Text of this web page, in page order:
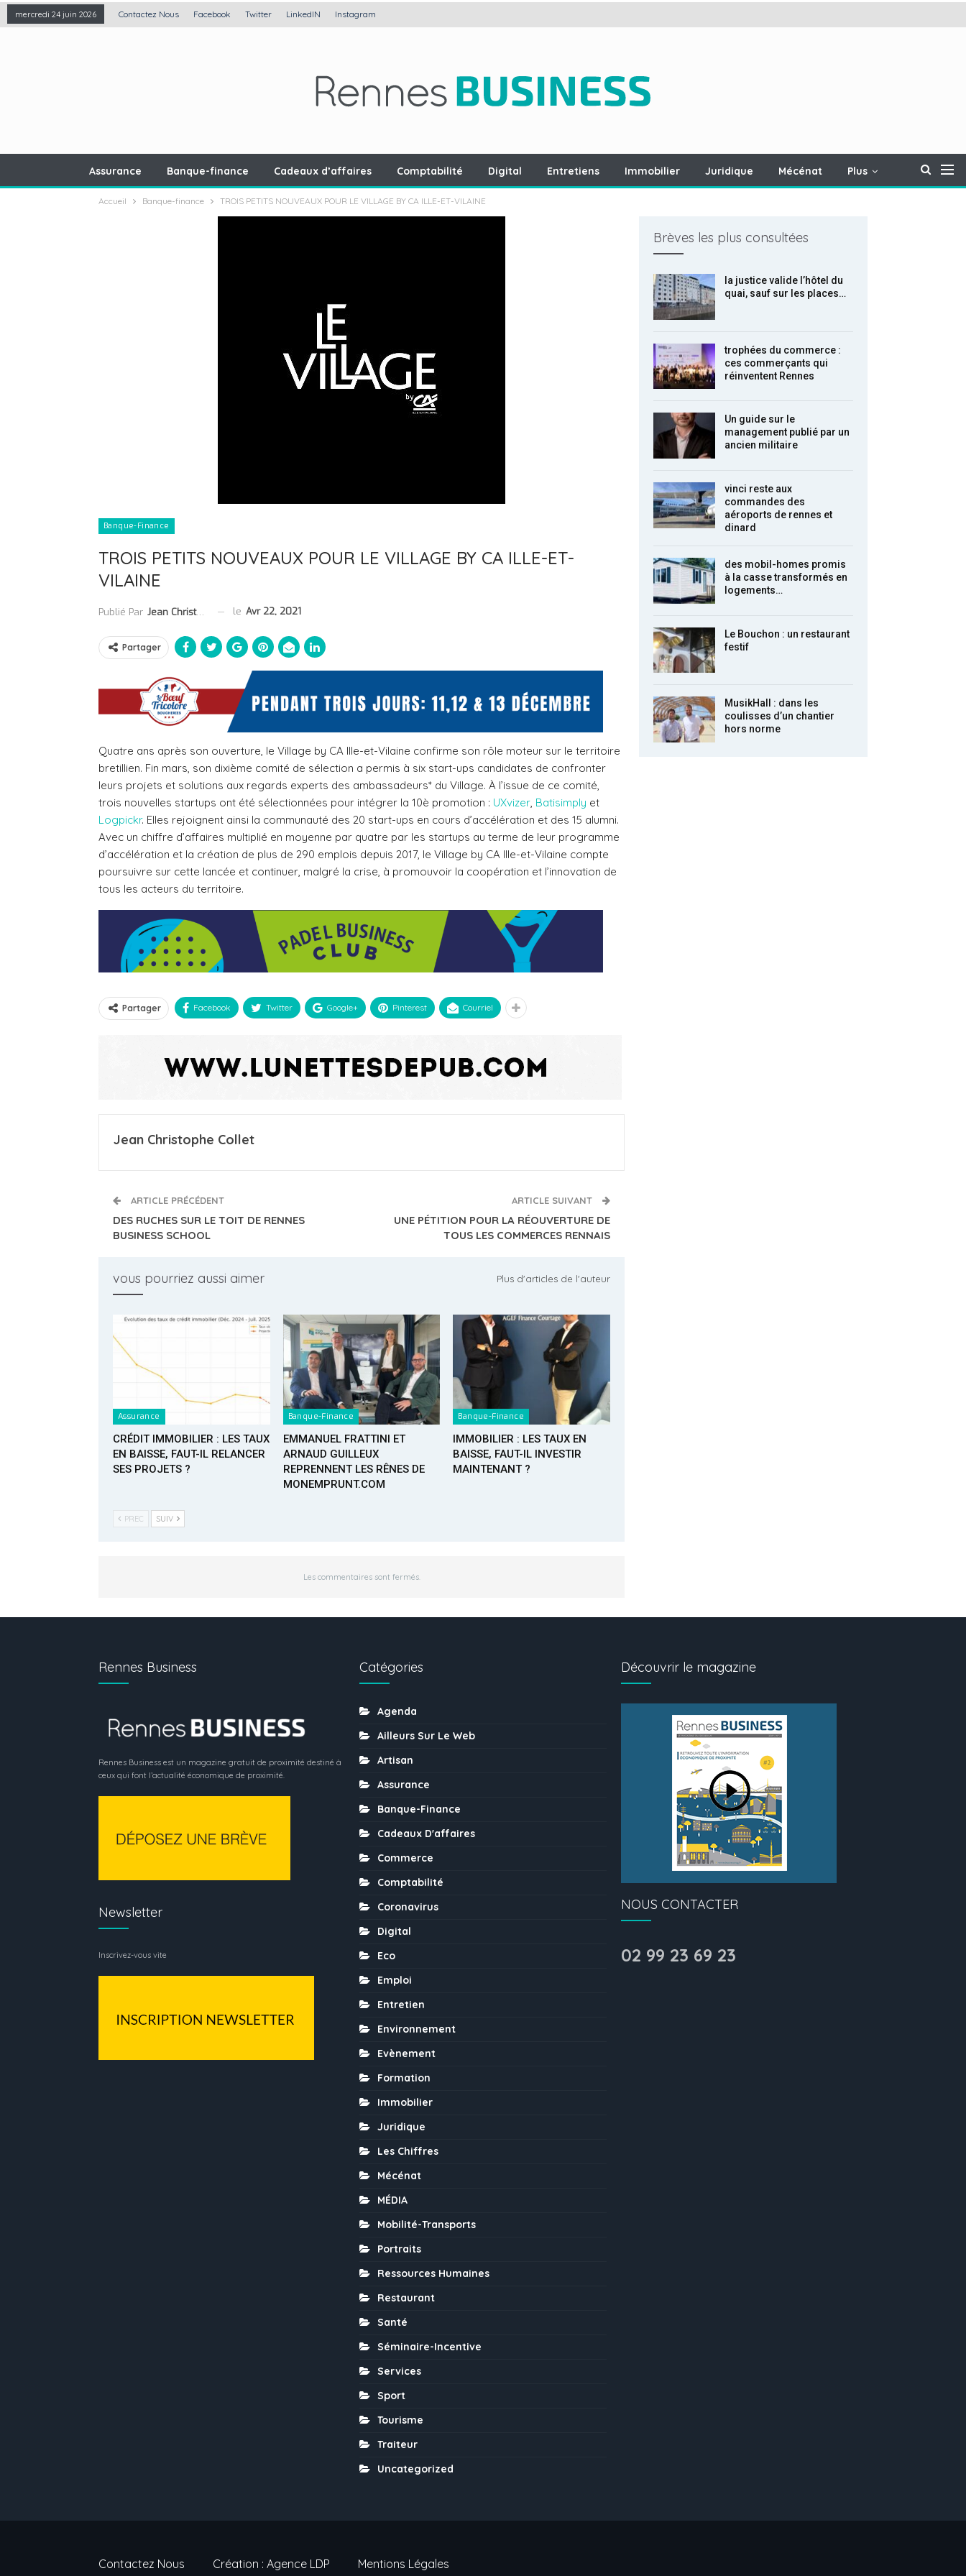
mercredi 24 juin 2026 Contactez Nous Facebook Twitter LinkedIN Instagram
Assurance Banque-finance Cadeaux d’affaires Comptabilité Digital Entretiens Immobilier Juridique Mécénat Plus
Accueil Banque-finance TROIS PETITS NOUVEAUX POUR LE VILLAGE BY CA ILLE-ET-VILAINE
Banque-Finance
TROIS PETITS NOUVEAUX POUR LE VILLAGE BY CA ILLE-ET-
VILAINE
Publié Par Jean Christophe Collet le Avr 22, 2021
Partager
Quatre ans après son ouverture, le Village by CA Ille-et-Vilaine confirme son rôle moteur sur le territoire
bretillien. Fin mars, son dixième comité de sélection a permis à six start-ups candidates de confronter
leurs projets et solutions aux regards experts des ambassadeurs* du Village. À l’issue de ce comité,
trois nouvelles startups ont été sélectionnées pour intégrer la 10è promotion : UXvizer, Batisimply et
Logpickr. Elles rejoignent ainsi la communauté des 20 start-ups en cours d’accélération et des 15 alumni.
Avec un chiffre d’affaires multiplié en moyenne par quatre par les startups au terme de leur programme
d’accélération et la création de plus de 290 emplois depuis 2017, le Village by CA Ille-et-Vilaine compte
poursuivre sur cette lancée et continuer, malgré la crise, à promouvoir la coopération et l’innovation de
tous les acteurs du territoire.
Partager Facebook Twitter Google+ Pinterest Courriel
Jean Christophe Collet
ARTICLE PRÉCÉDENT
DES RUCHES SUR LE TOIT DE RENNES
BUSINESS SCHOOL
ARTICLE SUIVANT
UNE PÉTITION POUR LA RÉOUVERTURE DE
TOUS LES COMMERCES RENNAIS
vous pourriez aussi aimer Plus d'articles de l'auteur
Assurance
CRÉDIT IMMOBILIER : LES TAUX
EN BAISSE, FAUT-IL RELANCER
SES PROJETS ?
Banque-Finance
EMMANUEL FRATTINI ET
ARNAUD GUILLEUX
REPRENNENT LES RÊNES DE
MONEMPRUNT.COM
Banque-Finance
IMMOBILIER : LES TAUX EN
BAISSE, FAUT-IL INVESTIR
MAINTENANT ?
PREC SUIV
Les commentaires sont fermés.
Brèves les plus consultées
la justice valide l’hôtel du
quai, sauf sur les places…
trophées du commerce :
ces commerçants qui
réinventent Rennes
Un guide sur le
management publié par un
ancien militaire
vinci reste aux
commandes des
aéroports de rennes et
dinard
des mobil-homes promis
à la casse transformés en
logements…
Le Bouchon : un restaurant
festif
MusikHall : dans les
coulisses d’un chantier
hors norme
Rennes Business
Rennes Business est un magazine gratuit de proximité destiné à
ceux qui font l’actualité économique de proximité.
Newsletter
Inscrivez-vous vite
Catégories
Agenda
Ailleurs Sur Le Web
Artisan
Assurance
Banque-Finance
Cadeaux D'affaires
Commerce
Comptabilité
Coronavirus
Digital
Eco
Emploi
Entretien
Environnement
Evènement
Formation
Immobilier
Juridique
Les Chiffres
Mécénat
MÉDIA
Mobilité-Transports
Portraits
Ressources Humaines
Restaurant
Santé
Séminaire-Incentive
Services
Sport
Tourisme
Traiteur
Uncategorized
Découvrir le magazine
NOUS CONTACTER
02 99 23 69 23
Contactez Nous Création : Agence LDP Mentions Légales